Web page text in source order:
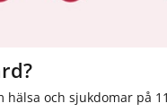
hälsa och sjukdomar på